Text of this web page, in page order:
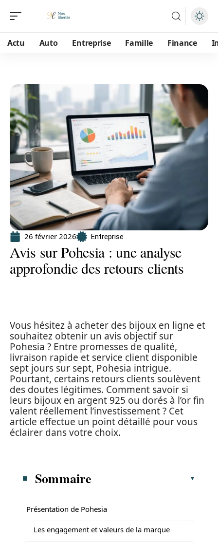
Actu Auto Entreprise Famille Finance
26 février 2026 Entreprise
Avis sur Pohesia : une analyse
approfondie des retours clients
Vous hésitez à acheter des bijoux en ligne et
souhaitez obtenir un avis objectif sur
Pohesia ? Entre promesses de qualité,
livraison rapide et service client disponible
sept jours sur sept, Pohesia intrigue.
Pourtant, certains retours clients soulèvent
des doutes légitimes. Comment savoir si
leurs bijoux en argent 925 ou dorés à l’or fin
valent réellement l’investissement ? Cet
article effectue un point détaillé pour vous
éclairer dans votre choix.
Sommaire
Présentation de Pohesia
Les engagement et valeurs de la marque